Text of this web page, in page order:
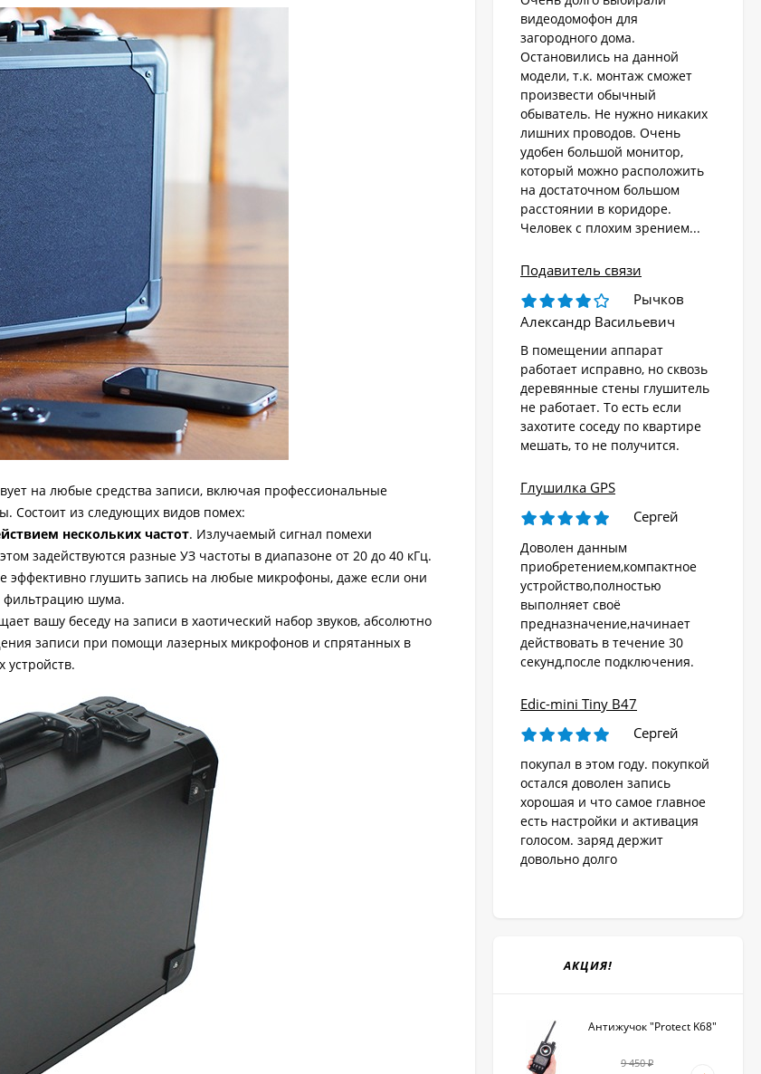
на любые средства записи, включая профессиональные
Состоит из следующих видов помех:
нескольких частот. Излучаемый сигнал помехи
задействуются разные УЗ частоты в диапазоне от 20 до 40 кГц.
эффективно глушить запись на любые микрофоны, даже если они
фильтрацию шума.
вашу беседу на записи в хаотический набор звуков, абсолютно
записи при помощи лазерных микрофонов и спрятанных в
видеодомофон для
загородного дома.
Остановились на данной
модели, т.к. монтаж сможет
произвести обычный
обыватель. Не нужно никаких
лишних проводов. Очень
удобен большой монитор,
который можно расположить
на достаточном большом
расстоянии в коридоре.
Человек с плохим зрением...
Подавитель связи
Рычков
Александр Васильевич
В помещении аппарат
работает исправно, но сквозь
деревянные стены глушитель
не работает. То есть если
захотите соседу по квартире
мешать, то не получится.
Глушилка GPS
Сергей
Доволен данным
приобретением,компактное
устройство,полностью
выполняет своё
предназначение,начинает
действовать в течение 30
секунд,после подключения.
Edic-mini Tiny B47
Сергей
покупал в этом году. покупкой
остался доволен запись
хорошая и что самое главное
есть настройки и активация
голосом. заряд держит
довольно долго
АКЦИЯ!
Антижучок "Protect K68"
9 450₽